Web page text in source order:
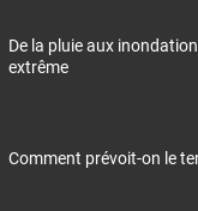
De la pluie aux
extrême
Comment prévoit-on le